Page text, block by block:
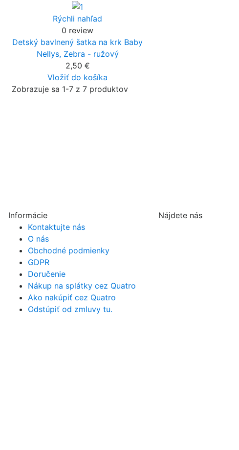
Rýchli nahľad
0 review
Detský bavlnený šatka na krk Baby
Nellys, Zebra - ružový
2,50 €
Vložiť do košíka
Zobrazuje sa 1-7 z 7 produktov
Informácie
Kontaktujte nás
O nás
Obchodné podmienky
GDPR
Doručenie
Nákup na splátky cez Quatro
Ako nakúpiť cez Quatro
Odstúpiť od zmluvy tu.
Nájdete nás